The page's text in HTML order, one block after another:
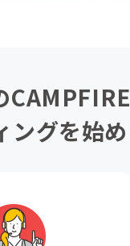
ングを始